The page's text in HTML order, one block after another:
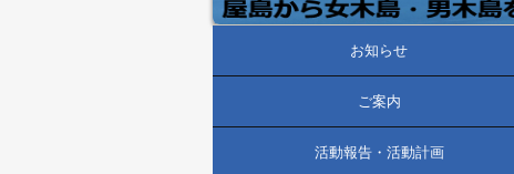
お知らせ
ご案内
活動報告・活動計画